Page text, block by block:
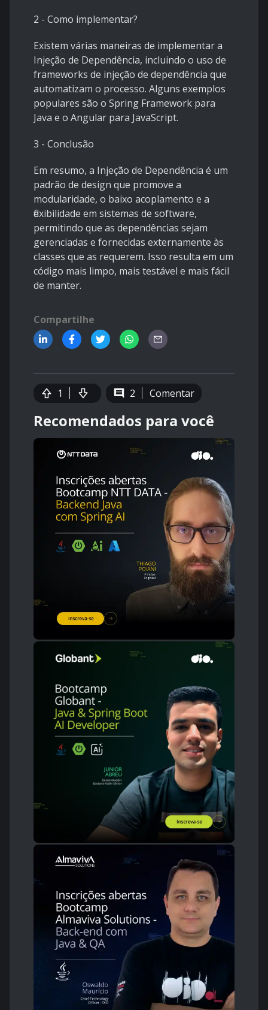
2 - Como implementar?
Existem várias maneiras de implementar a
Injeção de Dependência, incluindo o uso de
frameworks de injeção de dependência que
automatizam o processo. Alguns exemplos
populares são o Spring Framework para
Java e o Angular para JavaScript.
3 - Conclusão
Em resumo, a Injeção de Dependência é um
padrão de design que promove a
modularidade, o baixo acoplamento e a
flexibilidade em sistemas de software,
permitindo que as dependências sejam
gerenciadas e fornecidas externamente às
classes que as requerem. Isso resulta em um
código mais limpo, mais testável e mais fácil
de manter.
Compartilhe
1 2 Comentar
Recomendados para você